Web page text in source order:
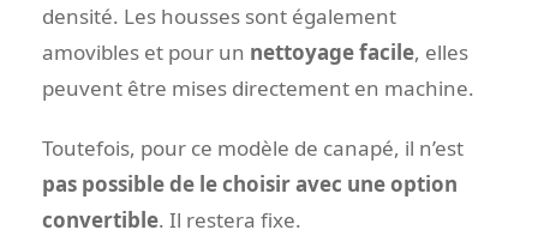
densité. Les housses sont également
amovibles et pour un nettoyage facile, elles
peuvent être mises directement en machine.
Toutefois, pour ce modèle de canapé, il n’est
pas possible de le choisir avec une option
convertible. Il restera fixe.